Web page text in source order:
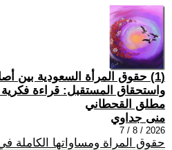
(1) حقوق المرأة السعودية بين
واستحقاق المستقبل: قراءة
مطلق القحطاني
منى جداوي
2026 / 8 / 7
حقوق المراة ومساواتها الكاملة